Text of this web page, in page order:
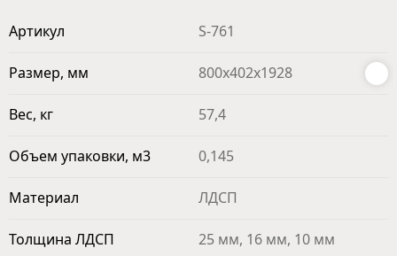
Артикул S-761
Размер, мм 800x402x1928
Вес, кг 57,4
Объем упаковки, м3 0,145
Материал ЛДСП
Толщина ЛДСП 25 мм, 16 мм, 10 мм